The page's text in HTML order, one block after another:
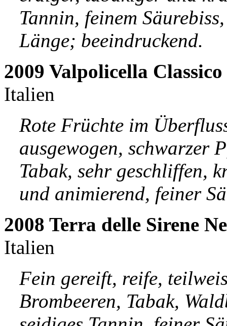
Tannin, feinem
Länge; beeindruckend.
2009 Valpolicella
Italien
Rote Früchte im
ausgewogen, schwarzer
Tabak, sehr geschliffen,
und animierend, feiner
2008 Terra delle Sirene
Italien
Fein gereift, reife,
Brombeeren, Tabak,